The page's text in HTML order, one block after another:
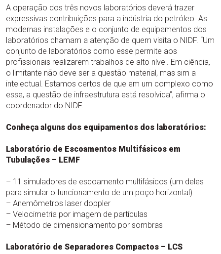
A operação dos três novos laboratórios deverá trazer
expressivas contribuições para a indústria do petróleo. As
modernas instalações e o conjunto de equipamentos dos
laboratórios chamam a atenção de quem visita o NIDF. “Um
conjunto de laboratórios como esse permite aos
profissionais realizarem trabalhos de alto nível. Em ciência,
o limitante não deve ser a questão material, mas sim a
intelectual. Estamos certos de que em um complexo como
esse, a questão de infraestrutura está resolvida”, afirma o
coordenador do NIDF.
Conheça alguns dos equipamentos dos laboratórios:
Laboratório de Escoamentos Multifásicos em
Tubulações – LEMF
– 11 simuladores de escoamento multifásicos (um deles
para simular o funcionamento de um poço horizontal)
– Anemômetros laser doppler
– Velocimetria por imagem de partículas
– Método de dimensionamento por sombras
Laboratório de Separadores Compactos – LCS